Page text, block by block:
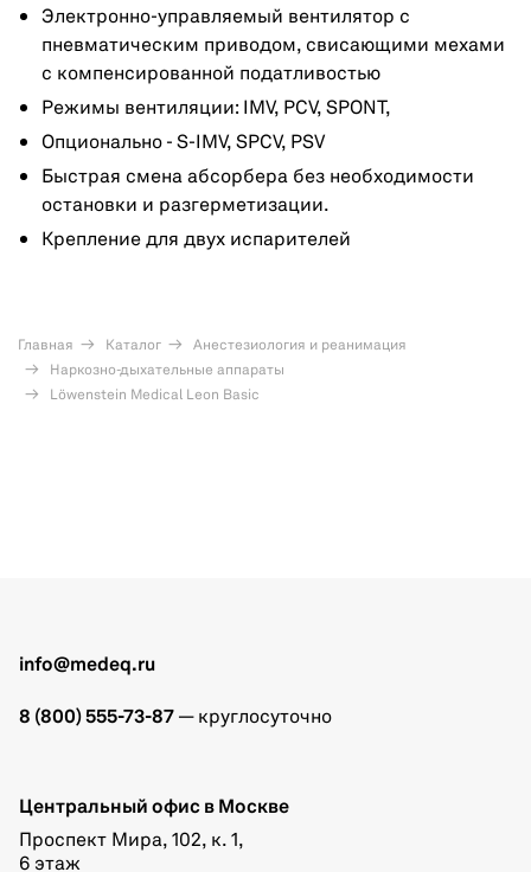
Электронно-управляемый вентилятор с
пневматическим приводом, свисающими мехами
с компенсированной податливостью
Режимы вентиляции: IMV, PCV, SPONT,
Опционально - S-IMV, SPCV, PSV
Быстрая смена абсорбера без необходимости
остановки и разгерметизации.
Крепление для двух испарителей
Главная Каталог
Анестезиология и реанимация
Наркозно-дыхательные аппараты
Löwenstein Medical Leon Basic
info@medeq.ru
8 (800) 555-73-87 — круглосуточно
Центральный офис в Москве
Проспект Мира, 102, к. 1,
6 этаж